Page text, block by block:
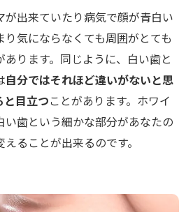
出来ていたり病気で顔が青白い
り気にならなくても周囲がとても
ります。同じように、白い歯と
自分ではそれほど違いがないと思
と目立つことがあります。ホワイ
い歯という細かな部分があなたの
ることが出来るのです。